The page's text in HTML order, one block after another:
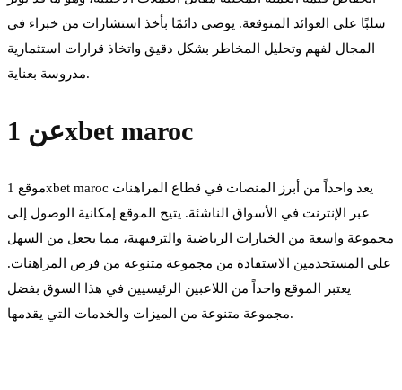
سلبًا على العوائد المتوقعة. يوصى دائمًا بأخذ استشارات من خبراء في
المجال لفهم وتحليل المخاطر بشكل دقيق واتخاذ قرارات استثمارية
مدروسة بعناية.
عن 1xbet maroc
موقع 1xbet maroc يعد واحداً من أبرز المنصات في قطاع المراهنات
عبر الإنترنت في الأسواق الناشئة. يتيح الموقع إمكانية الوصول إلى
مجموعة واسعة من الخيارات الرياضية والترفيهية، مما يجعل من السهل
على المستخدمين الاستفادة من مجموعة متنوعة من فرص المراهنات.
يعتبر الموقع واحداً من اللاعبين الرئيسيين في هذا السوق بفضل
مجموعة متنوعة من الميزات والخدمات التي يقدمها.